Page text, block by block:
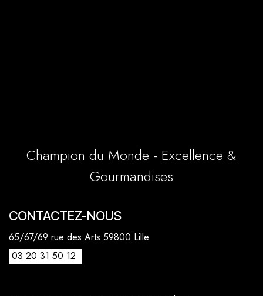
CONTACTEZ-NOUS
65/67/69 rue des Arts 59800 Lille
03 20 31 50 12
Champion du Monde - Excellence &
Gourmandises